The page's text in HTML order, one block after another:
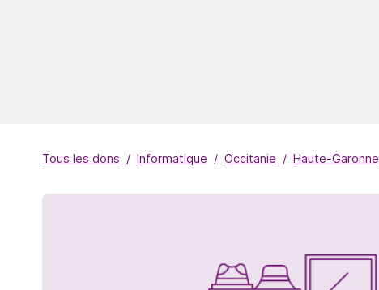
Tous les dons Informatique Occitanie Haute-Garonne